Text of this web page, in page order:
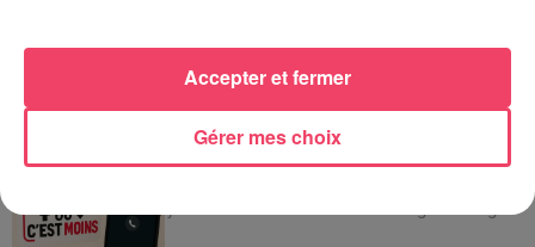
C'est plus ou c'est moins : Jusqu'à 300€ à gagner
Gérer mes choix
Accepter et fermer